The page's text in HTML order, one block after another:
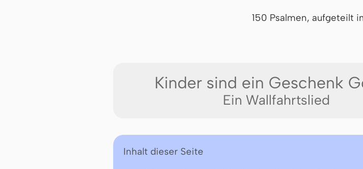
150 Psalmen, aufgeteilt
Kinder sind ein Geschenk
Ein Wallfahrtslied
Inhalt dieser Seite